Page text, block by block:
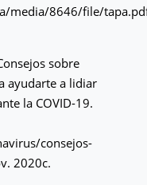
media/8646/file/
sobre
ayudarte a lidiar
la COVID-19.
consejos-
2020c.